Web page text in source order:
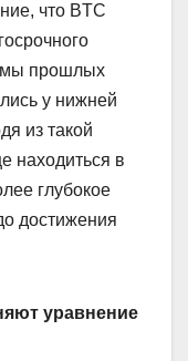
что BTC
прошлых
у нижней
из такой
находиться в
глубокое
достижения
уравнение